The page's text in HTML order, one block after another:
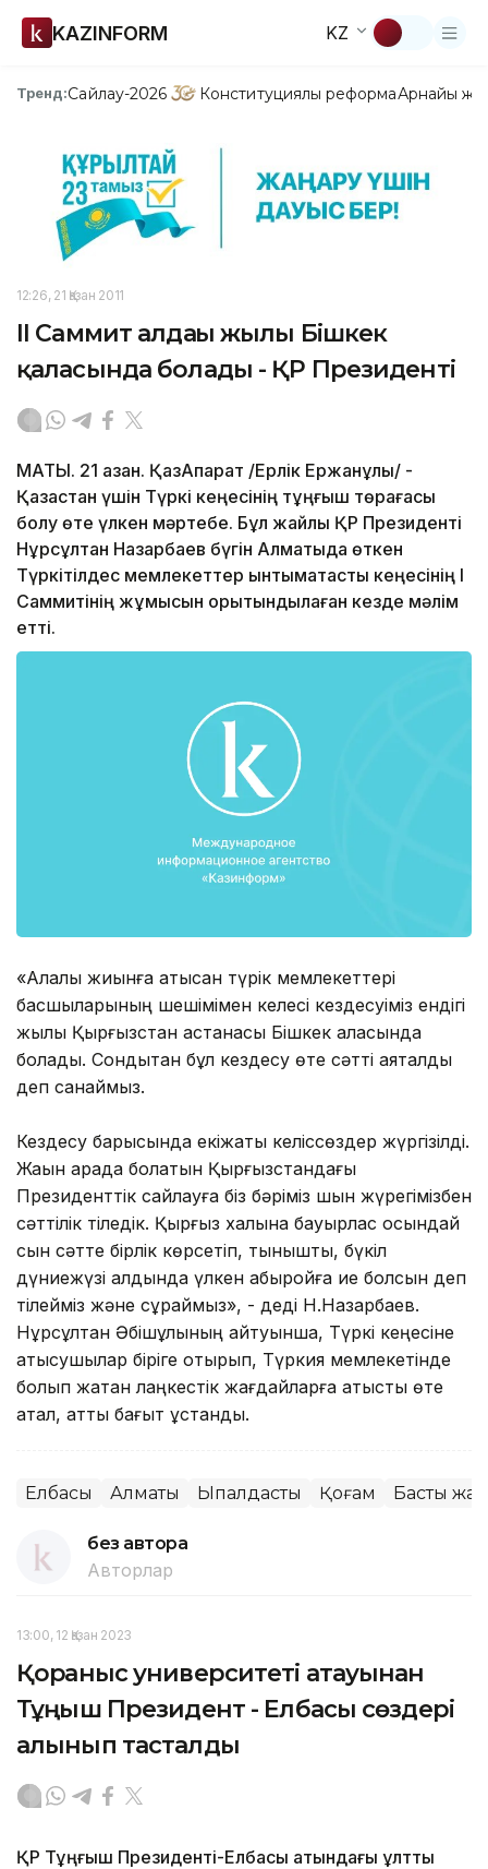
KAZINFORM KZ
Тренд:Сайлау-2026 Конституциялық реформаАрнайы
12:26, 21 Қазан 2011
ІІ Саммит алдағы жылы Бішкек
қаласында болады - ҚР Президенті
МАТЫ. 21 қазан. ҚазАқпарат /Ерлік Ержанұлы/ -
Қазақстан үшін Түркі кеңесінің тұңғыш төрағасы
болу өте үлкен мәртебе. Бұл жайлы ҚР Президенті
Нұрсұлтан Назарбаев бүгін Алматыда өткен
Түркітілдес мемлекеттер ынтымақтастық кеңесінің І
Саммитінің жұмысын қорытындылаған кезде мәлім
етті.
«Алқалы жиынға қатысқан түрік мемлекеттері
басшыларының шешімімен келесі кездесуіміз ендігі
жылы Қырғызстан астанасы Бішкек қаласында
болады. Сондықтан бұл кездесу өте сәтті аяқталды
деп санаймыз.
Кездесу барысында екіжақты келіссөздер жүргізілді.
Жақын арада болатын Қырғызстандағы
Президенттік сайлауға біз бәріміз шын жүрегімізбен
сәттілік тіледік. Қырғыз халқына бауырлас осындай
сын сәтте бірлік көрсетіп, тыныштық, бүкіл
дүниежүзі алдында үлкен абыройға ие болсын деп
тілейміз және сұраймыз», - деді Н.Назарбаев.
Нұрсұлтан Әбішұлының айтуынша, Түркі кеңесіне
қатысушылар біріге отырып, Түркия мемлекетінде
болып жатқан лаңкестік жағдайларға қатысты өте
қатал, қатты бағыт ұстанды.
Елбасы Алматы Ықпалдастық Қоғам Басты
без автора
Авторлар
13:00, 12 Қазан 2023
Қорғаныс университеті атауынан
Тұңғыш Президент - Елбасы сөздері
алынып тасталды
ҚР Тұңғыш Президенті-Елбасы атындағы ұлттық